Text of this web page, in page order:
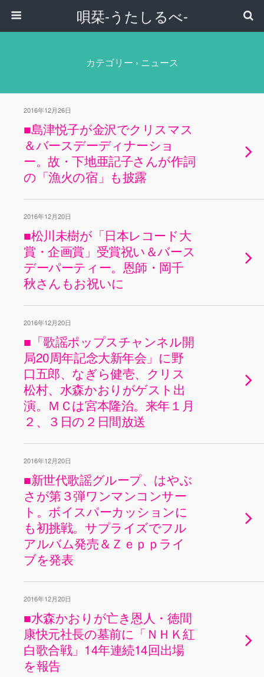
唄栞-うたしるべ-
カテゴリー › ニュース
2016年12月26日
■島津悦子が金沢でクリスマス
＆バースデーディナーショ
ー。故・下地亜記子さんが作詞
の「漁火の宿」も披露
2016年12月20日
■松川未樹が「日本レコード大
賞・企画賞」受賞祝い＆バース
デーパーティー。恩師・岡千
秋さんもお祝いに
2016年12月20日
■「歌謡ポップスチャンネル開
局20周年記念大新年会」に野
口五郎、なぎら健壱、クリス
松村、水森かおりがゲスト出
演。ＭＣは宮本隆治。来年１月
２、３日の２日間放送
2016年12月20日
■新世代歌謡グループ、はやぶ
さが第３弾ワンマンコンサー
ト。ボイスパーカッションに
も初挑戦。サプライズでフル
アルバム発売＆Ｚｅｐｐライ
ブを発表
2016年12月20日
■水森かおりが亡き恩人・徳間
康快元社長の墓前に「ＮＨＫ紅
白歌合戦」14年連続14回出場
を報告